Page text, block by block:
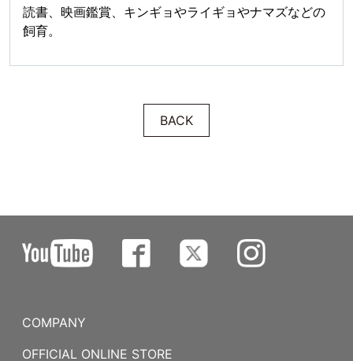
読書、映画鑑賞、キンギョやライギョやナマズなどの
飼育。
BACK
COMPANY
OFFICIAL ONLINE STORE